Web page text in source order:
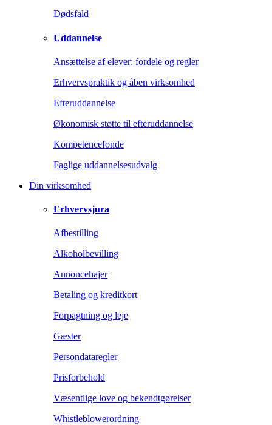
Dødsfald
Uddannelse
Ansættelse af elever: fordele og regler
Erhvervspraktik og åben virksomhed
Efteruddannelse
Økonomisk støtte til efteruddannelse
Kompetencefonde
Faglige uddannelsesudvalg
Din virksomhed
Erhvervsjura
Afbestilling
Alkoholbevilling
Annoncehajer
Betaling og kreditkort
Forpagtning og leje
Gæster
Persondataregler
Prisforbehold
Væsentlige love og bekendtgørelser
Whistleblowerordning